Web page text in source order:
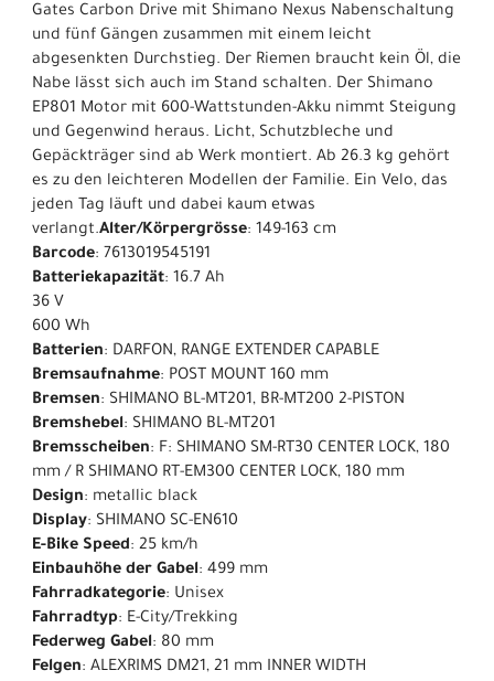
Gates Carbon Drive mit Shimano Nexus Nabenschaltung
und fünf Gängen zusammen mit einem leicht
abgesenkten Durchstieg. Der Riemen braucht kein Öl, die
Nabe lässt sich auch im Stand schalten. Der Shimano
EP801 Motor mit 600-Wattstunden-Akku nimmt Steigung
und Gegenwind heraus. Licht, Schutzbleche und
Gepäckträger sind ab Werk montiert. Ab 26.3 kg gehört
es zu den leichteren Modellen der Familie. Ein Velo, das
jeden Tag läuft und dabei kaum etwas
verlangt.Alter/Körpergrösse: 149-163 cm
Barcode: 7613019545191
Batteriekapazität: 16.7 Ah
36 V
600 Wh
Batterien: DARFON, RANGE EXTENDER CAPABLE
Bremsaufnahme: POST MOUNT 160 mm
Bremsen: SHIMANO BL-MT201, BR-MT200 2-PISTON
Bremshebel: SHIMANO BL-MT201
Bremsscheiben: F: SHIMANO SM-RT30 CENTER LOCK, 180
mm / R SHIMANO RT-EM300 CENTER LOCK, 180 mm
Design: metallic black
Display: SHIMANO SC-EN610
E-Bike Speed: 25 km/h
Einbauhöhe der Gabel: 499 mm
Fahrradkategorie: Unisex
Fahrradtyp: E-City/Trekking
Federweg Gabel: 80 mm
Felgen: ALEXRIMS DM21, 21 mm INNER WIDTH